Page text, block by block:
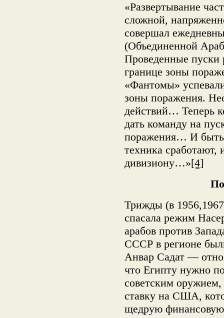
«Развертывание
сложной,
совершал
(Объединенной
Проведенные пуски
границе зоны
«Фантомы»
зоны поражения.
действий… Теперь
дать команду на
поражения… И быть
техника сработают,
дивизиону…»[4]
Трижды (в 1956,1967
спасала режим
арабов против
СССР в регионе
Анвар Садат —
что Египту нужно
советским оружием,
ставку на США,
щедрую